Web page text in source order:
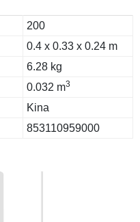
200
0.4 x 0.33 x 0.24 m
6.28 kg
0.032 m3
Kina
853110959000